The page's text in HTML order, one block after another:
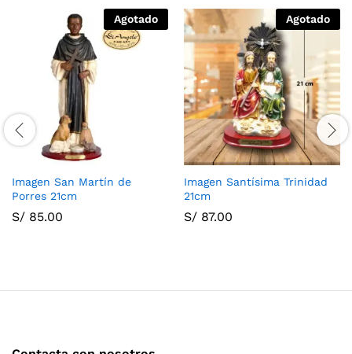
Agotado
Imagen San Martín de
Porres 21cm
S/ 85.00
Agotado
Imagen Santísima Trinidad
21cm
S/ 87.00